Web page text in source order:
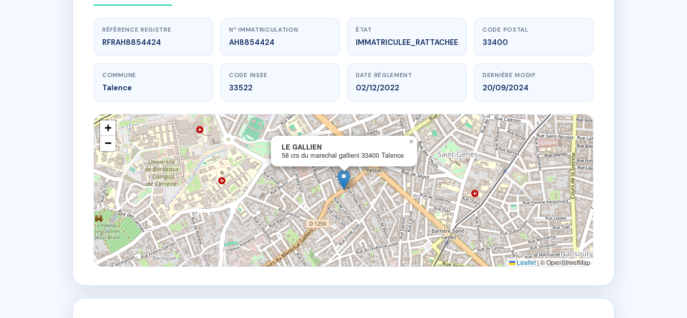
www.vme.plus/AH8854424
LE GALLIEN
58 crs du marechal gallieni33400 Talence
RÉFÉRENCE REGISTRE
RFRAH8854424
N° IMMATRICULATION
AH8854424
ÉTAT
IMMATRICULEE_RATTACHEE
CODE POSTAL
33400
COMMUNE
Talence
CODE INSEE
33522
DATE RÈGLEMENT
02/12/2022
DERNIÈRE MODIF.
20/09/2024
LE GALLIEN
58 crs du marechal gallieni 33400 Talence
×
+
−
Leaflet | © OpenStreetMap